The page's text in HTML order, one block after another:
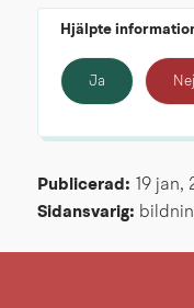
Hjälpte
Ja Nej
Publicerad: 19 jan,
Sidansvarig: